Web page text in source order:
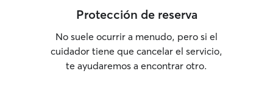
Protección de reserva
No suele ocurrir a menudo, pero si el
cuidador tiene que cancelar el servicio,
te ayudaremos a encontrar otro.